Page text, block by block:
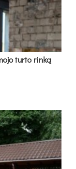
turto rinką